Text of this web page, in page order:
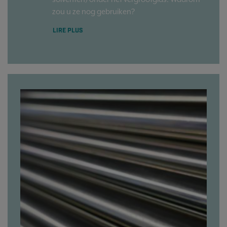
zou u ze nog gebruiken?
LIRE PLUS